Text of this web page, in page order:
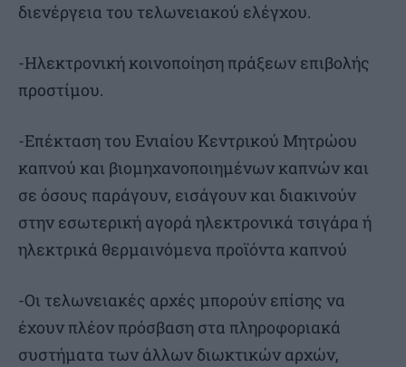
διενέργεια του τελωνειακού ελέγχου.
-Ηλεκτρονική κοινοποίηση πράξεων επιβολής
προστίμου.
-Επέκταση του Ενιαίου Κεντρικού Μητρώου
καπνού και βιομηχανοποιημένων καπνών και
σε όσους παράγουν, εισάγουν και διακινούν
στην εσωτερική αγορά ηλεκτρονικά τσιγάρα ή
ηλεκτρικά θερμαινόμενα προϊόντα καπνού
-Οι τελωνειακές αρχές μπορούν επίσης να
έχουν πλέον πρόσβαση στα πληροφοριακά
συστήματα των άλλων διωκτικών αρχών,